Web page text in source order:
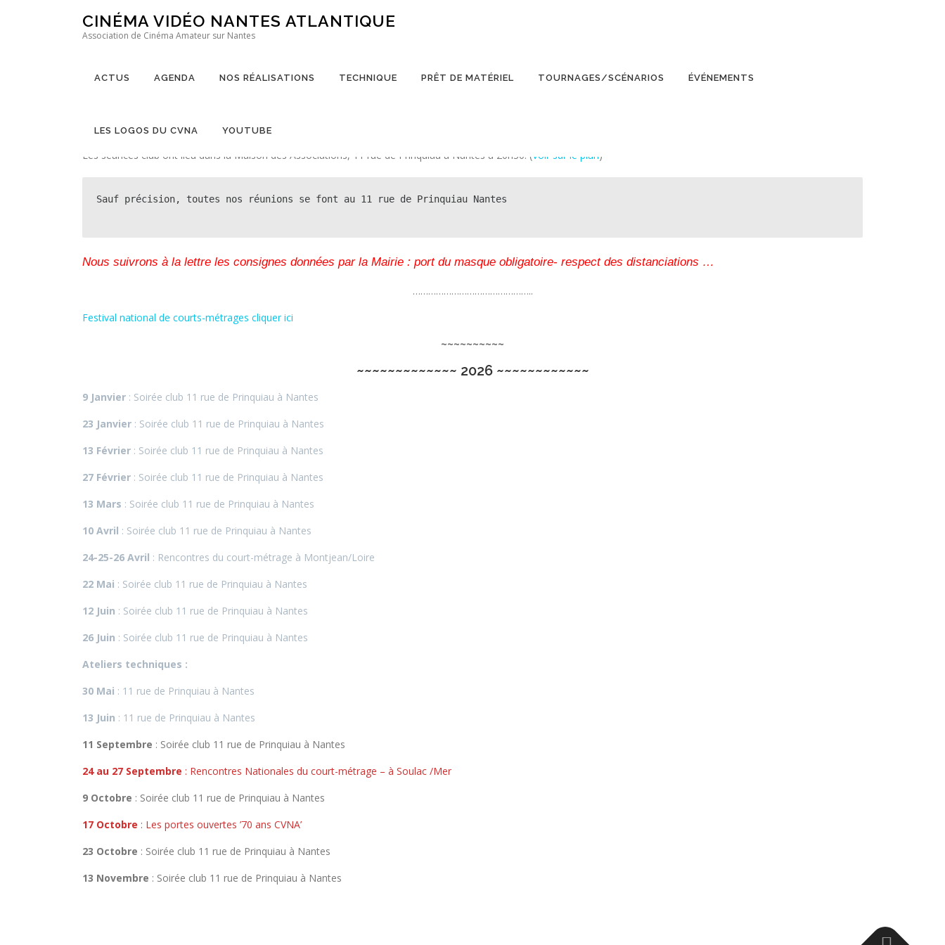
CINÉMA VIDÉO NANTES ATLANTIQUE
Association de Cinéma Amateur sur Nantes
ACTUS AGENDA NOS RÉALISATIONS TECHNIQUE PRÊT DE MATÉRIEL TOURNAGES/SCÉNARIOS ÉVÉNEMENTS
LES LOGOS DU CVNA YOUTUBE
AGENDA
Les séances club ont lieu dans la Maison des Associations, 11 rue de Prinquiau à Nantes à 20h30. (Voir sur le plan)
Sauf précision, toutes nos réunions se font au 11 rue de Prinquiau Nantes
Nous suivrons à la lettre les consignes données par la Mairie : port du masque obligatoire- respect des distanciations …
………………………………………..
Festival national de courts-métrages cliquer ici
~~~~~~~~~~
~~~~~~~~~~~~~ 2026 ~~~~~~~~~~~~
9 Janvier : Soirée club 11 rue de Prinquiau à Nantes
23 Janvier : Soirée club 11 rue de Prinquiau à Nantes
13 Février : Soirée club 11 rue de Prinquiau à Nantes
27 Février : Soirée club 11 rue de Prinquiau à Nantes
13 Mars : Soirée club 11 rue de Prinquiau à Nantes
10 Avril : Soirée club 11 rue de Prinquiau à Nantes
24-25-26 Avril : Rencontres du court-métrage à Montjean/Loire
22 Mai : Soirée club 11 rue de Prinquiau à Nantes
12 Juin : Soirée club 11 rue de Prinquiau à Nantes
26 Juin : Soirée club 11 rue de Prinquiau à Nantes
Ateliers techniques :
30 Mai : 11 rue de Prinquiau à Nantes
13 Juin : 11 rue de Prinquiau à Nantes
11 Septembre : Soirée club 11 rue de Prinquiau à Nantes
24 au 27 Septembre : Rencontres Nationales du court-métrage – à Soulac /Mer
9 Octobre : Soirée club 11 rue de Prinquiau à Nantes
17 Octobre : Les portes ouvertes ’70 ans CVNA’
23 Octobre : Soirée club 11 rue de Prinquiau à Nantes
13 Novembre : Soirée club 11 rue de Prinquiau à Nantes